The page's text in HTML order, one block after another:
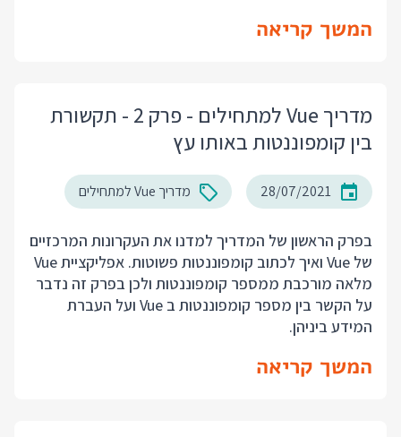
המשך קריאה
מדריך Vue למתחילים - פרק 2 - תקשורת
בין קומפוננטות באותו עץ
28/07/2021 מדריך Vue למתחילים
בפרק הראשון של המדריך למדנו את העקרונות המרכזיים
של Vue ואיך לכתוב קומפוננטות פשוטות. אפליקציית Vue
מלאה מורכבת ממספר קומפוננטות ולכן בפרק זה נדבר
על הקשר בין מספר קומפוננטות ב Vue ועל העברת
המידע ביניהן.
המשך קריאה